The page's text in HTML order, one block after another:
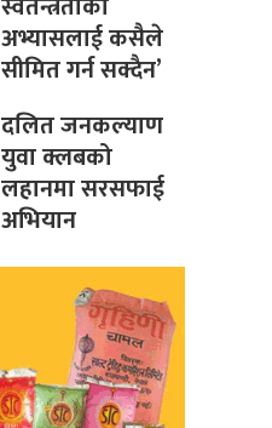
अभ्यासलाई कसैले
सीमित गर्न सक्दैन’
दलित जनकल्याण
युवा क्लबको
लहानमा सरसफाई
अभियान